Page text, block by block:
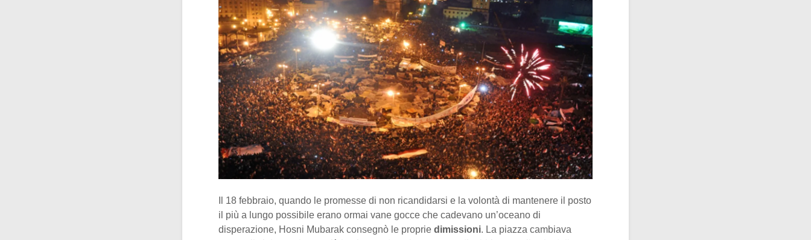
Il 18 febbraio, quando le promesse di non ricandidarsi e la volontà di mantenere il posto
il più a lungo possibile erano ormai vane gocce che cadevano un’oceano di
disperazione, Hosni Mubarak consegnò le proprie dimissioni. La piazza cambiava